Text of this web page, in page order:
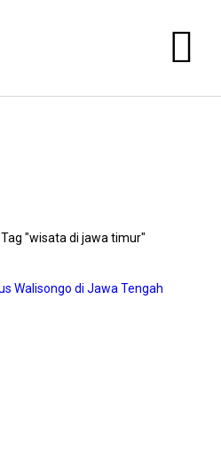
Tag "wisata di jawa timur"